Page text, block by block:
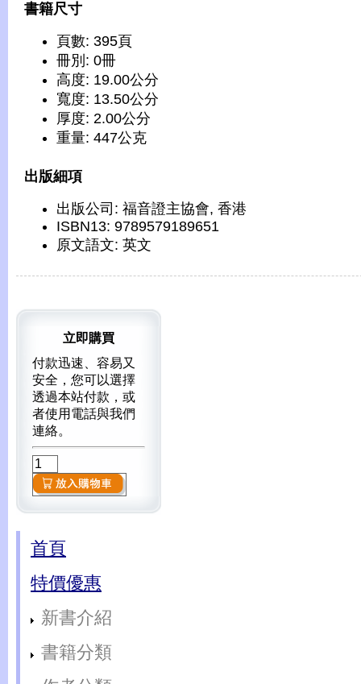
書籍尺寸
頁數: 395頁
冊別: 0冊
高度: 19.00公分
寬度: 13.50公分
厚度: 2.00公分
重量: 447公克
出版細項
出版公司: 福音證主協會, 香港
ISBN13: 9789579189651
原文語文: 英文
立即購買
付款迅速、容易又
安全，您可以選擇
透過本站付款，或
者使用電話與我們
連絡。
首頁
特價優惠
新書介紹
書籍分類